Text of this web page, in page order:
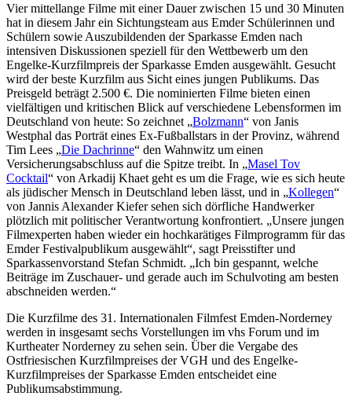
Vier mittellange Filme mit einer Dauer zwischen 15 und 30 Minuten
hat in diesem Jahr ein Sichtungsteam aus Emder Schülerinnen und
Schülern sowie Auszubildenden der Sparkasse Emden nach
intensiven Diskussionen speziell für den Wettbewerb um den
Engelke-Kurzfilmpreis der Sparkasse Emden ausgewählt. Gesucht
wird der beste Kurzfilm aus Sicht eines jungen Publikums. Das
Preisgeld beträgt 2.500 €. Die nominierten Filme bieten einen
vielfältigen und kritischen Blick auf verschiedene Lebensformen im
Deutschland von heute: So zeichnet „Bolzmann“ von Janis
Westphal das Porträt eines Ex-Fußballstars in der Provinz, während
Tim Lees „Die Dachrinne“ den Wahnwitz um einen
Versicherungsabschluss auf die Spitze treibt. In „Masel Tov
Cocktail“ von Arkadij Khaet geht es um die Frage, wie es sich heute
als jüdischer Mensch in Deutschland leben lässt, und in „Kollegen“
von Jannis Alexander Kiefer sehen sich dörfliche Handwerker
plötzlich mit politischer Verantwortung konfrontiert. „Unsere jungen
Filmexperten haben wieder ein hochkarätiges Filmprogramm für das
Emder Festivalpublikum ausgewählt“, sagt Preisstifter und
Sparkassenvorstand Stefan Schmidt. „Ich bin gespannt, welche
Beiträge im Zuschauer- und gerade auch im Schulvoting am besten
abschneiden werden.“
Die Kurzfilme des 31. Internationalen Filmfest Emden-Norderney
werden in insgesamt sechs Vorstellungen im vhs Forum und im
Kurtheater Norderney zu sehen sein. Über die Vergabe des
Ostfriesischen Kurzfilmpreises der VGH und des Engelke-
Kurzfilmpreises der Sparkasse Emden entscheidet eine
Publikumsabstimmung.